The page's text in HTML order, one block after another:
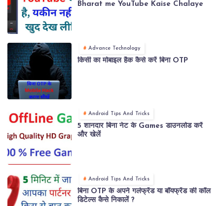
Bharat me YouTube Kaise Chalaye
Advance Technology
किसी का मोबाइल हैक कैसे करें बिना OTP
Android Tips And Tricks
5 शानदार बिना नेट के Games डाउनलोड करें
और खेलें
Android Tips And Tricks
बिना OTP के अपने गर्लफ्रेंड या बॉयफ्रेंड की कॉल
डिटेल्स कैसे निकालें ?